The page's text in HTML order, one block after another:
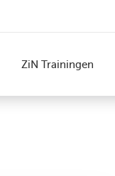
ZiN Trainingen